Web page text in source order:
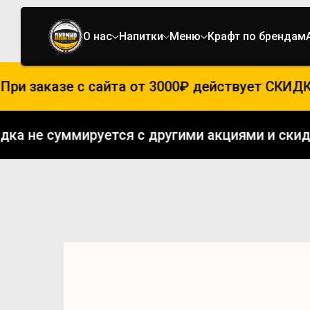
О нас Напитки Меню Крафт по брендам
заказе с сайта от 3000₽ действует СКИДКА
не суммируется с другими акциями и